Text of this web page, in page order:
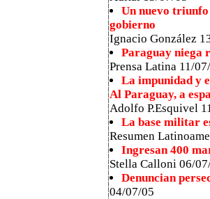
Un nuevo
gobierno
Ignacio González
Paraguay niega
Prensa Latina 11/
La impunidad y
Al Paraguay, a
Adolfo P.Esquivel
La base militar
Resumen
Ingresan 400
Stella Calloni 06/
Denuncian
04/07/05